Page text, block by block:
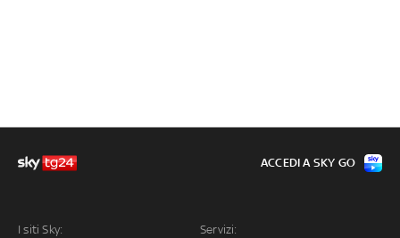
I siti Sky: Servizi:
ACCEDI A SKY GO